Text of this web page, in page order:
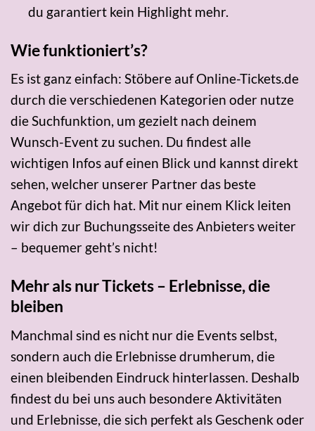
du garantiert kein Highlight mehr.
Wie funktioniert’s?
Es ist ganz einfach: Stöbere auf Online-Tickets.de
durch die verschiedenen Kategorien oder nutze
die Suchfunktion, um gezielt nach deinem
Wunsch-Event zu suchen. Du findest alle
wichtigen Infos auf einen Blick und kannst direkt
sehen, welcher unserer Partner das beste
Angebot für dich hat. Mit nur einem Klick leiten
wir dich zur Buchungsseite des Anbieters weiter
– bequemer geht’s nicht!
Mehr als nur Tickets – Erlebnisse, die
bleiben
Manchmal sind es nicht nur die Events selbst,
sondern auch die Erlebnisse drumherum, die
einen bleibenden Eindruck hinterlassen. Deshalb
findest du bei uns auch besondere Aktivitäten
und Erlebnisse, die sich perfekt als Geschenk oder